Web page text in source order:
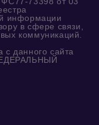
информации
в сфере связи,
коммуникаций.
данного сайта